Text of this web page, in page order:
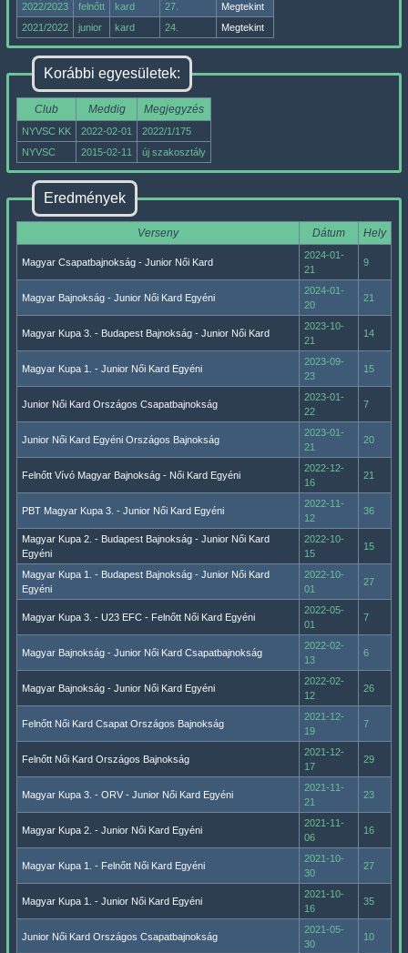
2022/2023
felnőtt kard 27.
Megtekint
2021/2022
junior kard 24. Megtekint
Korábbi egyesületek:
Club Meddig Megjegyzés
NYVSC KK 2022-02-01
2022/1/175
NYVSC
2015-02-11 új szakosztály
Eredmények
Verseny Dátum Hely
Magyar Csapatbajnokság - Junior Női Kard
2024-01-
21
9
Magyar Bajnokság - Junior Női Kard Egyéni
2024-01-
20
21
Magyar Kupa 3. - Budapest Bajnokság - Junior Női Kard
2023-10-
21
14
Magyar Kupa 1. - Junior Női Kard Egyéni
2023-09-
23
15
Junior Női Kard Országos Csapatbajnokság
2023-01-
22
7
Junior Női Kard Egyéni Országos Bajnokság
2023-01-
21
20
Felnőtt Vívó Magyar Bajnokság - Női Kard Egyéni
2022-12-
16
21
PBT Magyar Kupa 3. - Junior Női Kard Egyéni
2022-11-
12
36
Magyar Kupa 2. - Budapest Bajnokság - Junior Női Kard
Egyéni
2022-10-
15
15
Magyar Kupa 1. - Budapest Bajnokság - Junior Női Kard
Egyéni
2022-10-
01
27
Magyar Kupa 3. - U23 EFC - Felnőtt Női Kard Egyéni
2022-05-
01
7
Magyar Bajnokság - Junior Női Kard Csapatbajnokság
2022-02-
13
6
Magyar Bajnokság - Junior Női Kard Egyéni
2022-02-
12
26
Felnőtt Női Kard Csapat Országos Bajnokság
2021-12-
19
7
Felnőtt Női Kard Országos Bajnokság
2021-12-
17
29
Magyar Kupa 3. - ORV - Junior Női Kard Egyéni
2021-11-
21
23
Magyar Kupa 2. - Junior Női Kard Egyéni
2021-11-
06
16
Magyar Kupa 1. - Felnőtt Női Kard Egyéni
2021-10-
30
27
Magyar Kupa 1. - Junior Női Kard Egyéni
2021-10-
16
35
Junior Női Kard Országos Csapatbajnokság
2021-05-
30
10